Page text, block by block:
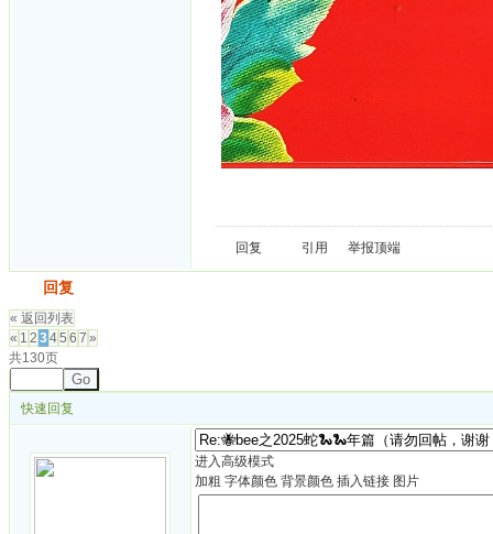
回复 引用 举报顶端
回复
« 返回列表
« 1 2 345 6 7 »
共130页
Go
快速回复
进入高级模式
加粗 字体颜色 背景颜色 插入链接 图片